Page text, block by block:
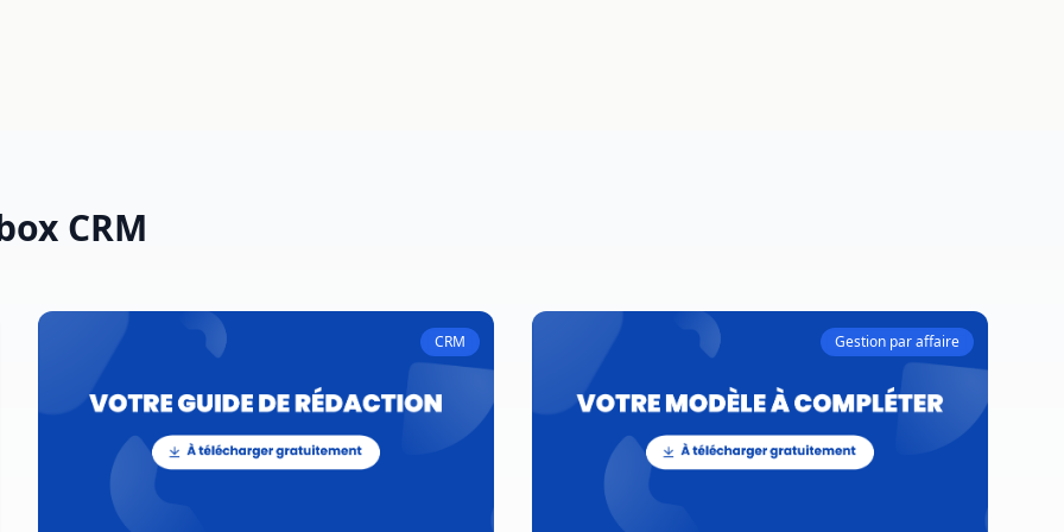
CRM
CRM Gestion par affaire